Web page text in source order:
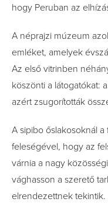
hogy Peruban az
A néprajzi múzeum
emléket, amelyek
Az első vitrinben
köszönti a látogatókat:
azért zsugorították
A sipibo őslakosoknál
feleségével, hogy az
várnia a nagy
vághasson a szerető
elrendezettnek tekintik.